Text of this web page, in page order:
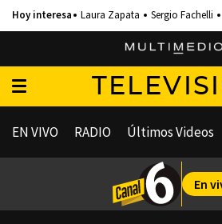
Laura Zapata Sergio Fachelli
EN VIVO RADIO Últimos Videos
En